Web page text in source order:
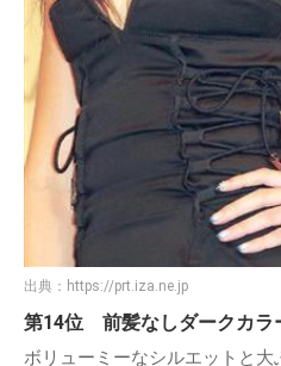
出典： https://prt.iza.ne.jp
第14位 前髪なしダークカラ
ボリューミーなシルエットと